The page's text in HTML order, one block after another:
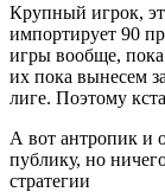
Крупный игрок,
импортирует 90
игры вообще, пока
их пока вынесем
лиге. Поэтому
А вот антропик и
публику, но
стратегии